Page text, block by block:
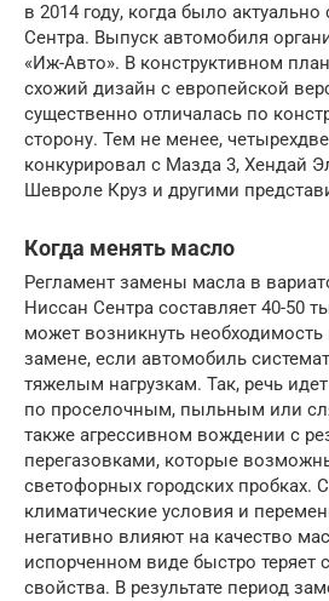
в 2014 году, когда было
Сентра. Выпуск автомобиля
«Иж-Авто». В конструктивном
схожий дизайн с европейской
существенно отличалась по
сторону. Тем не менее,
конкурировал с Мазда 3, Хендай
Шевроле Круз и другими
Когда менять масло
Регламент замены масла в
Ниссан Сентра составляет 40-50
может возникнуть необходимость
замене, если автомобиль
тяжелым нагрузкам. Так, речь
по проселочным, пыльным или
также агрессивном вождении с
перегазовками, которые
светофорных городских пробках.
климатические условия и
негативно влияют на качество
испорченном виде быстро теряет
свойства. В результате период